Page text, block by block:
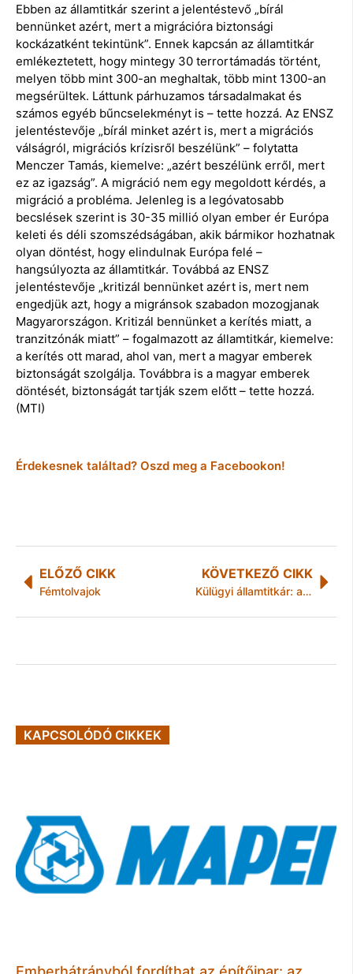
Ebben az államtitkár szerint a jelentéstevő „bírál
bennünket azért, mert a migrációra biztonsági
kockázatként tekintünk”. Ennek kapcsán az államtitkár
emlékeztetett, hogy mintegy 30 terrortámadás történt,
melyen több mint 300-an meghaltak, több mint 1300-an
megsérültek. Láttunk párhuzamos társadalmakat és
számos egyéb bűncselekményt is – tette hozzá. Az ENSZ
jelentéstevője „bírál minket azért is, mert a migrációs
válságról, migrációs krízisről beszélünk” – folytatta
Menczer Tamás, kiemelve: „azért beszélünk erről, mert
ez az igazság”. A migráció nem egy megoldott kérdés, a
migráció a probléma. Jelenleg is a legóvatosabb
becslések szerint is 30-35 millió olyan ember ér Európa
keleti és déli szomszédságában, akik bármikor hozhatnak
olyan döntést, hogy elindulnak Európa felé –
hangsúlyozta az államtitkár. Továbbá az ENSZ
jelentéstevője „kritizál bennünket azért is, mert nem
engedjük azt, hogy a migránsok szabadon mozogjanak
Magyarországon. Kritizál bennünket a kerítés miatt, a
tranzitzónák miatt” – fogalmazott az államtitkár, kiemelve:
a kerítés ott marad, ahol van, mert a magyar emberek
biztonságát szolgálja. Továbbra is a magyar emberek
döntését, biztonságát tartják szem előtt – tette hozzá.
(MTI)
Érdekesnek találtad? Oszd meg a Facebookon!
ELŐZŐ CIKK
Fémtolvajok
KÖVETKEZŐ CIKK
Külügyi államtitkár: az ukrán vezetők ne alaptalanul vádaskodjanak!
KAPCSOLÓDÓ CIKKEK